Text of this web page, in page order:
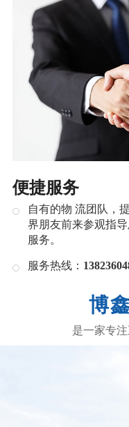
便捷服务
自有的物 流团队，
界朋友前来参观指
服务。
服务热线：